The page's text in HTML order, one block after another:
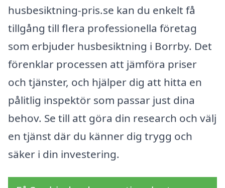
husbesiktning-pris.se kan du enkelt få
tillgång till flera professionella företag
som erbjuder husbesiktning i Borrby. Det
förenklar processen att jämföra priser
och tjänster, och hjälper dig att hitta en
pålitlig inspektör som passar just dina
behov. Se till att göra din research och välj
en tjänst där du känner dig trygg och
säker i din investering.